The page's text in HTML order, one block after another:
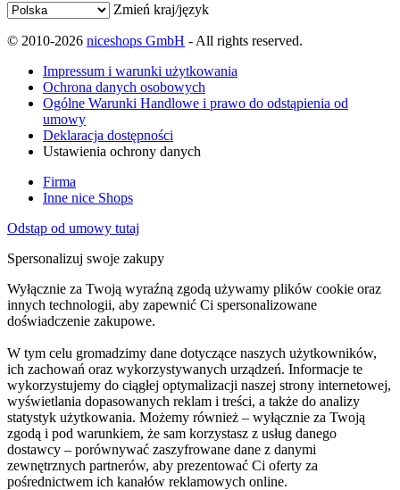
Zmień kraj/język
© 2010-2026 niceshops GmbH - All rights reserved.
Impressum i warunki użytkowania
Ochrona danych osobowych
Ogólne Warunki Handlowe i prawo do odstąpienia od
umowy
Deklaracja dostępności
Ustawienia ochrony danych
Firma
Inne nice Shops
Odstąp od umowy tutaj
Spersonalizuj swoje zakupy
Wyłącznie za Twoją wyraźną zgodą używamy plików cookie oraz
innych technologii, aby zapewnić Ci spersonalizowane
doświadczenie zakupowe.
W tym celu gromadzimy dane dotyczące naszych użytkowników,
ich zachowań oraz wykorzystywanych urządzeń. Informacje te
wykorzystujemy do ciągłej optymalizacji naszej strony internetowej,
wyświetlania dopasowanych reklam i treści, a także do analizy
statystyk użytkowania. Możemy również – wyłącznie za Twoją
zgodą i pod warunkiem, że sam korzystasz z usług danego
dostawcy – porównywać zaszyfrowane dane z danymi
zewnętrznych partnerów, aby prezentować Ci oferty za
pośrednictwem ich kanałów reklamowych online.